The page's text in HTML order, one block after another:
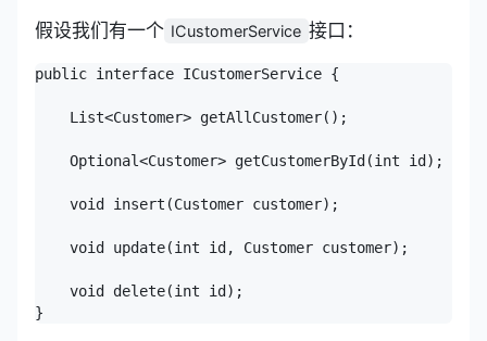
假设我们有一个 ICustomerService 接口：
public interface ICustomerService {
    List<Customer> getAllCustomer();
    Optional<Customer> getCustomerById(int id);
    void insert(Customer customer);
    void update(int id, Customer customer);
    void delete(int id);